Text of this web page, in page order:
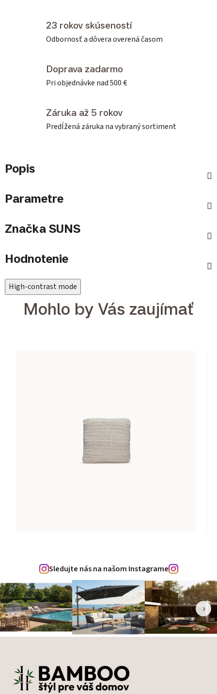
23 rokov skúseností
Odbornosť a dôvera overená časom
Doprava zadarmo
Pri objednávke nad 500 €
Záruka až 5 rokov
Predĺžená záruka na vybraný sortiment
Popis
Parametre
Značka SUNS
Hodnotenie
High-contrast mode
Mohlo by Vás zaujímať
Sledujte nás na našom Instagrame
‹ ›